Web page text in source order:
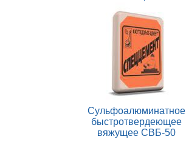
Сульфоалюминатное
быстротвердеющее
вяжущее СВБ-50